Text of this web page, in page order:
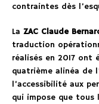
contraintes dès
La ZAC Claude
traduction
réalisés en 2017
quatrième alinéa de
l’accessibilité aux
qui impose que tous